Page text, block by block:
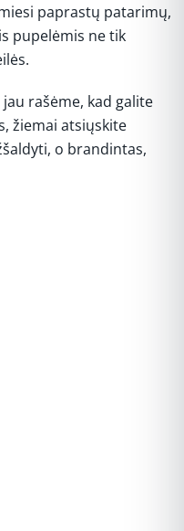
paprastų patarimų,
pupelėmis ne tik
rašėme, kad galite
žiemai atsiųskite
o brandintas,